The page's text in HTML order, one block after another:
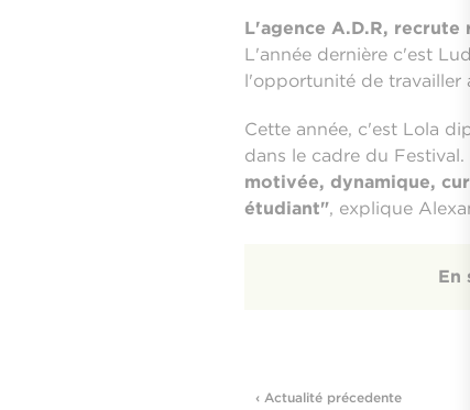
L'agence A.D.R,
L'année dernière c'est
l'opportunité de travailler
Cette année, c'est Lola
dans le cadre du Festival.
motivée, dynamique,
étudiant", explique
En
‹ Actualité précedente